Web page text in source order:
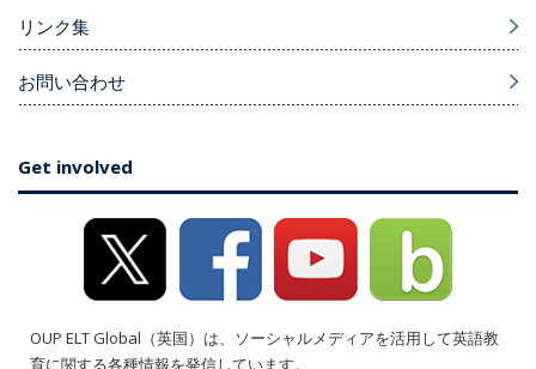
リンク集
お問い合わせ
Get involved
OUP ELT Global（英国）は、ソーシャルメディアを活用して英語教
育に関する各種情報を発信しています。